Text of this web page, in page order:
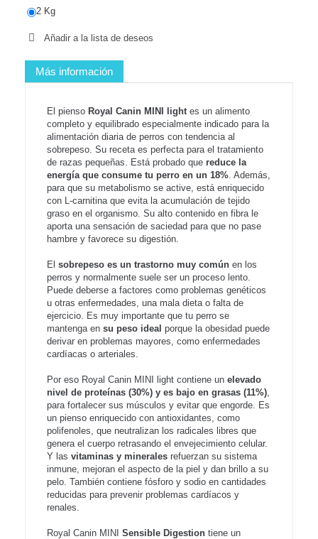
2 Kg
Añadir a la lista de deseos
Más información
El pienso Royal Canin MINI lightes un alimento
completo y equilibrado especialmente indicado para la
alimentación diaria de perros con tendencia al
sobrepeso. Su receta es perfecta para el tratamiento
de razas pequeñas. Está probado que reduce la
energía que consume tu perro en un 18%. Además,
para que su metabolismo se active, está enriquecido
con L-carnitina que evita la acumulación de tejido
graso en el organismo. Su alto contenido en fibra le
aporta una sensación de saciedad para que no pase
hambre y favorece su digestión.
El sobrepeso es un trastorno muy común en los
perros y normalmente suele ser un proceso lento.
Puede deberse a factores como problemas genéticos
u otras enfermedades, una mala dieta o falta de
ejercicio. Es muy importante que tu perro se
mantenga en su peso ideal porque la obesidad puede
derivar en problemas mayores, como enfermedades
cardíacas o arteriales.
Por eso Royal Canin MINI light contiene un elevado
nivel de proteínas (30%) y es bajo en grasas (11%),
para fortalecer sus músculos y evitar que engorde. Es
un pienso enriquecido con antioxidantes, como
polifenoles, que neutralizan los radicales libres que
genera el cuerpo retrasando el envejecimiento celular.
Y las vitaminas y minerales refuerzan su sistema
inmune, mejoran el aspecto de la piel y dan brillo a su
pelo. También contiene fósforo y sodio en cantidades
reducidas para prevenir problemas cardíacos y
renales.
Royal Canin MINI Sensible Digestion tiene un